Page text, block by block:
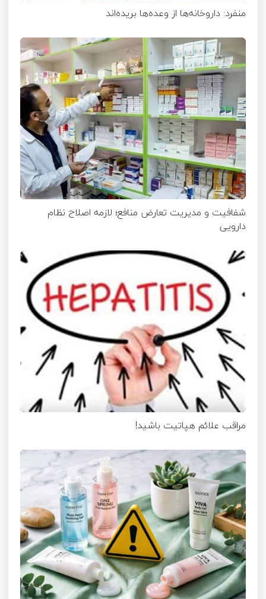
منفرد: داروخانه‌ها از وعده‌ها بریده‌اند
شفافیت و مدیریت تعارض منافع؛ لازمه اصلاح نظام
دارویی
مراقب علائم هپاتیت باشید!